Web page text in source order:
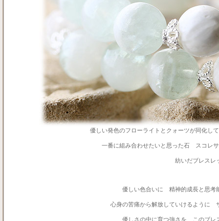
優しい発色のフローライトとクォーツが同化
一番に組み合わせたいと思った石 スコレ
紡いだブレスレ
優しい色合いに 精神的成長と思考
心身の苦痛から解放していけるように
優しさの中に育つ強さを このブレ